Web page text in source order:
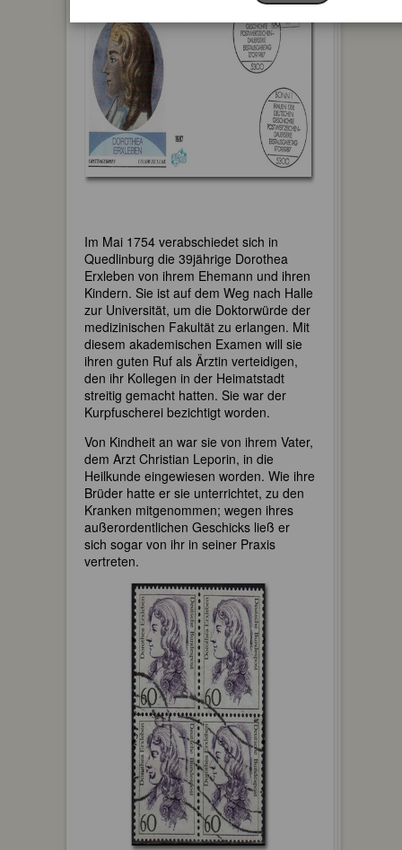
Im Mai 1754 verabschiedet sich in
Quedlinburg die 39jährige Dorothea
Erxleben von ihrem Ehemann und ihren
Kindern. Sie ist auf dem Weg nach Halle
zur Universität, um die Doktorwürde der
medizinischen Fakultät zu erlangen. Mit
diesem akademischen Examen will sie
ihren guten Ruf als Ärztin verteidigen,
den ihr Kollegen in der Heimatstadt
streitig gemacht hatten. Sie war der
Kurpfuscherei bezichtigt worden.
Von Kindheit an war sie von ihrem Vater,
dem Arzt Christian Leporin, in die
Heilkunde eingewiesen worden. Wie ihre
Brüder hatte er sie unterrichtet, zu den
Kranken mitgenommen; wegen ihres
außerordentlichen Geschicks ließ er
sich sogar von ihr in seiner Praxis
vertreten.